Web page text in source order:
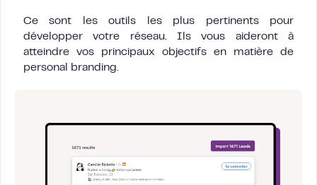
Ce sont les outils les plus pertinents pour
développer votre réseau. Ils vous aideront à
atteindre vos principaux objectifs en matière de
personal branding.